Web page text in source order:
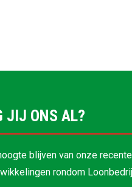
JIJ ONS AL?
blijven van onze
rondom